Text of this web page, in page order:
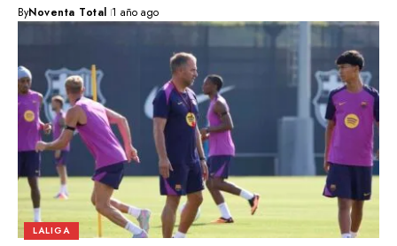
ByNoventa Total 1 año ago
LALIGA